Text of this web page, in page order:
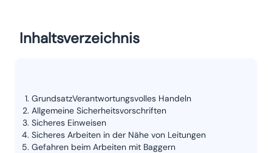
Inhaltsverzeichnis
GrundsatzVerantwortungsvolles Handeln
Allgemeine Sicherheitsvorschriften
Sicheres Einweisen
Sicheres Arbeiten in der Nähe von Leitungen
Gefahren beim Arbeiten mit Baggern